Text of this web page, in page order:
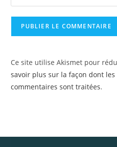
Ce site utilise Akismet pour
savoir plus sur la façon dont les
commentaires sont traitées.